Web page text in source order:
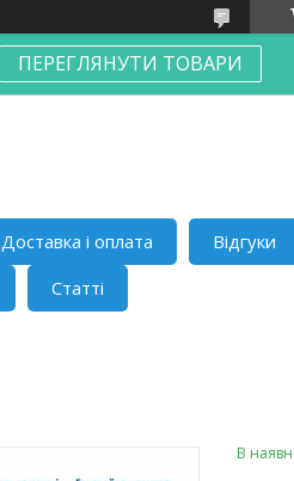
ПЕРЕГЛЯНУТИ ТОВАРИ
Доставка і оплата
Відгуки
Статті
В